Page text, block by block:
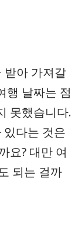
받아 가져갈
행 날짜는 점
못했습니다.
다는 것은
요? 대만 여
되는 걸까